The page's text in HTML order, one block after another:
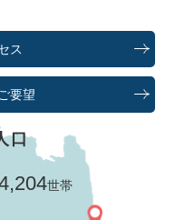
ス
要望
口
世帯